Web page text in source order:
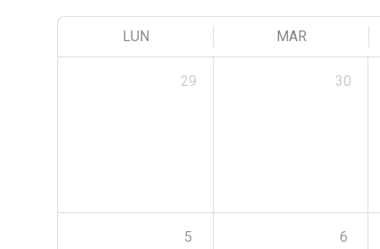
LUN MAR
29 30
5 6